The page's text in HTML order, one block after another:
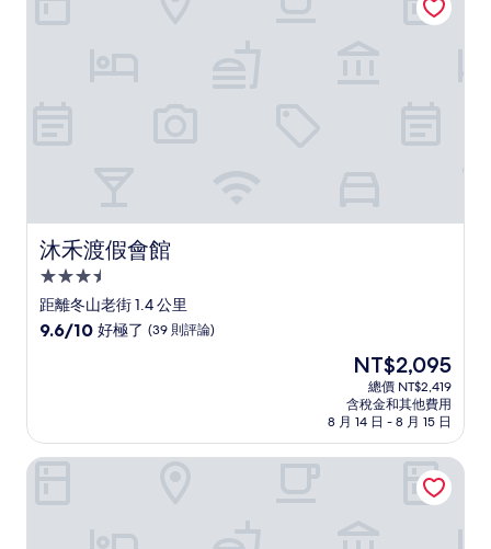
沐禾渡假會館
沐禾渡假會館
3.5
星
級
距離冬山老街 1.4 公里
9.6
好
極
9.6/10 好極了 (39 則評論)
現
價
格
為
NT$2,095
NT$2,095
總價 NT$2,419
含稅金和其他費用
8 月 14 日 - 8 月 15 日
芯園我的夢中城堡